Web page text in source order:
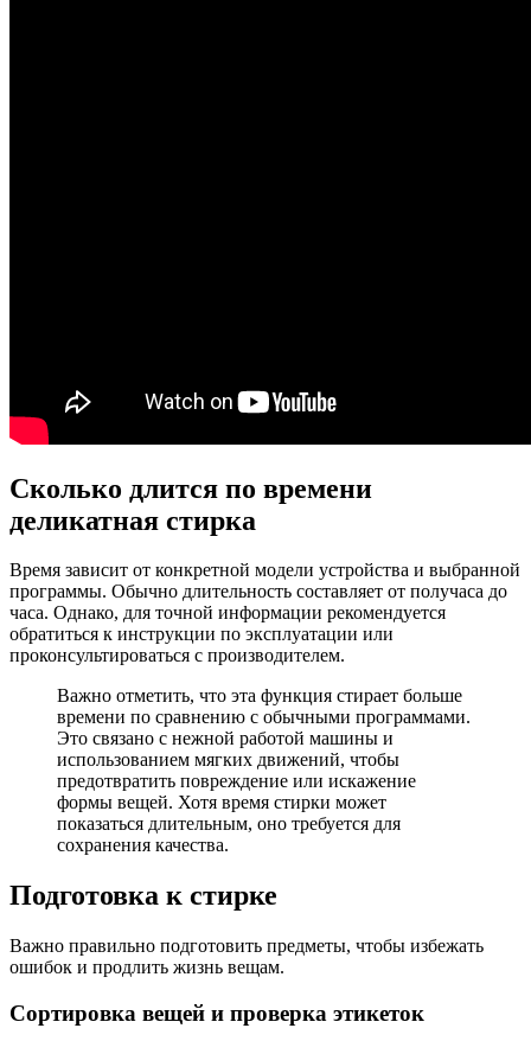
Сколько длится по времени
деликатная стирка
Время зависит от конкретной модели устройства и выбранной
программы. Обычно длительность составляет от получаса до
часа. Однако, для точной информации рекомендуется
обратиться к инструкции по эксплуатации или
проконсультироваться с производителем.
Важно отметить, что эта функция стирает больше
времени по сравнению с обычными программами.
Это связано с нежной работой машины и
использованием мягких движений, чтобы
предотвратить повреждение или искажение
формы вещей. Хотя время стирки может
показаться длительным, оно требуется для
сохранения качества.
Подготовка к стирке
Важно правильно подготовить предметы, чтобы избежать
ошибок и продлить жизнь вещам.
Сортировка вещей и проверка этикеток